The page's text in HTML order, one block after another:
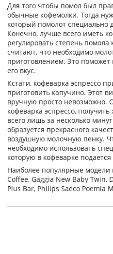
Для того чтобы помол был
обычные кофемолки. Тогда
который помолот специально
Конечно, лучше всего иметь
регулировать степень
считают, что необходимо
приготовлением. Это
его вкус.
Кстати, кофеварка эспрессо
приготовить капучино. Этот
вручную просто невозможно.
кофеварка эспрессо,
всего лишь за несколько
образуется прекрасного
воздушную молочную пенку.
необходимо использовать
которую в кофеварке
Наиболее популярные модели
Coffee, Gaggia New Baby Twin,
Plus Bar, Philips Saeco Poemia